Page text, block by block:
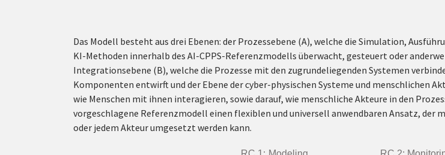
Das Modell besteht aus drei Ebenen: der Prozessebene (A), welche die Simulation,
KI-Methoden innerhalb des AI-CPPS-Referenzmodells überwacht, gesteuert oder
Integrationsebene (B), welche die Prozesse mit den zugrundeliegenden Systemen
Komponenten entwirft und der Ebene der cyber-physischen Systeme und menschlichen
wie Menschen mit ihnen interagieren, sowie darauf, wie menschliche Akteure in den
vorgeschlagene Referenzmodell einen flexiblen und universell anwendbaren Ansatz,
oder jedem Akteur umgesetzt werden kann.